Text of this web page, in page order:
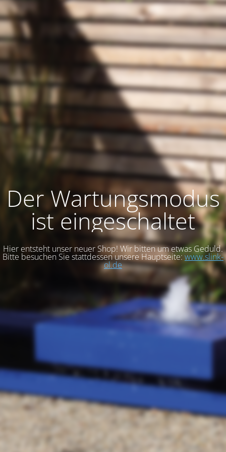
Der Wartungsmodus
ist eingeschaltet
Hier entsteht unser neuer Shop! Wir bitten um etwas Geduld.
Bitte besuchen Sie stattdessen unsere Hauptseite: www.slink-
ol.de